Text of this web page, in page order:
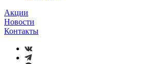
Акции
Новости
Контакты